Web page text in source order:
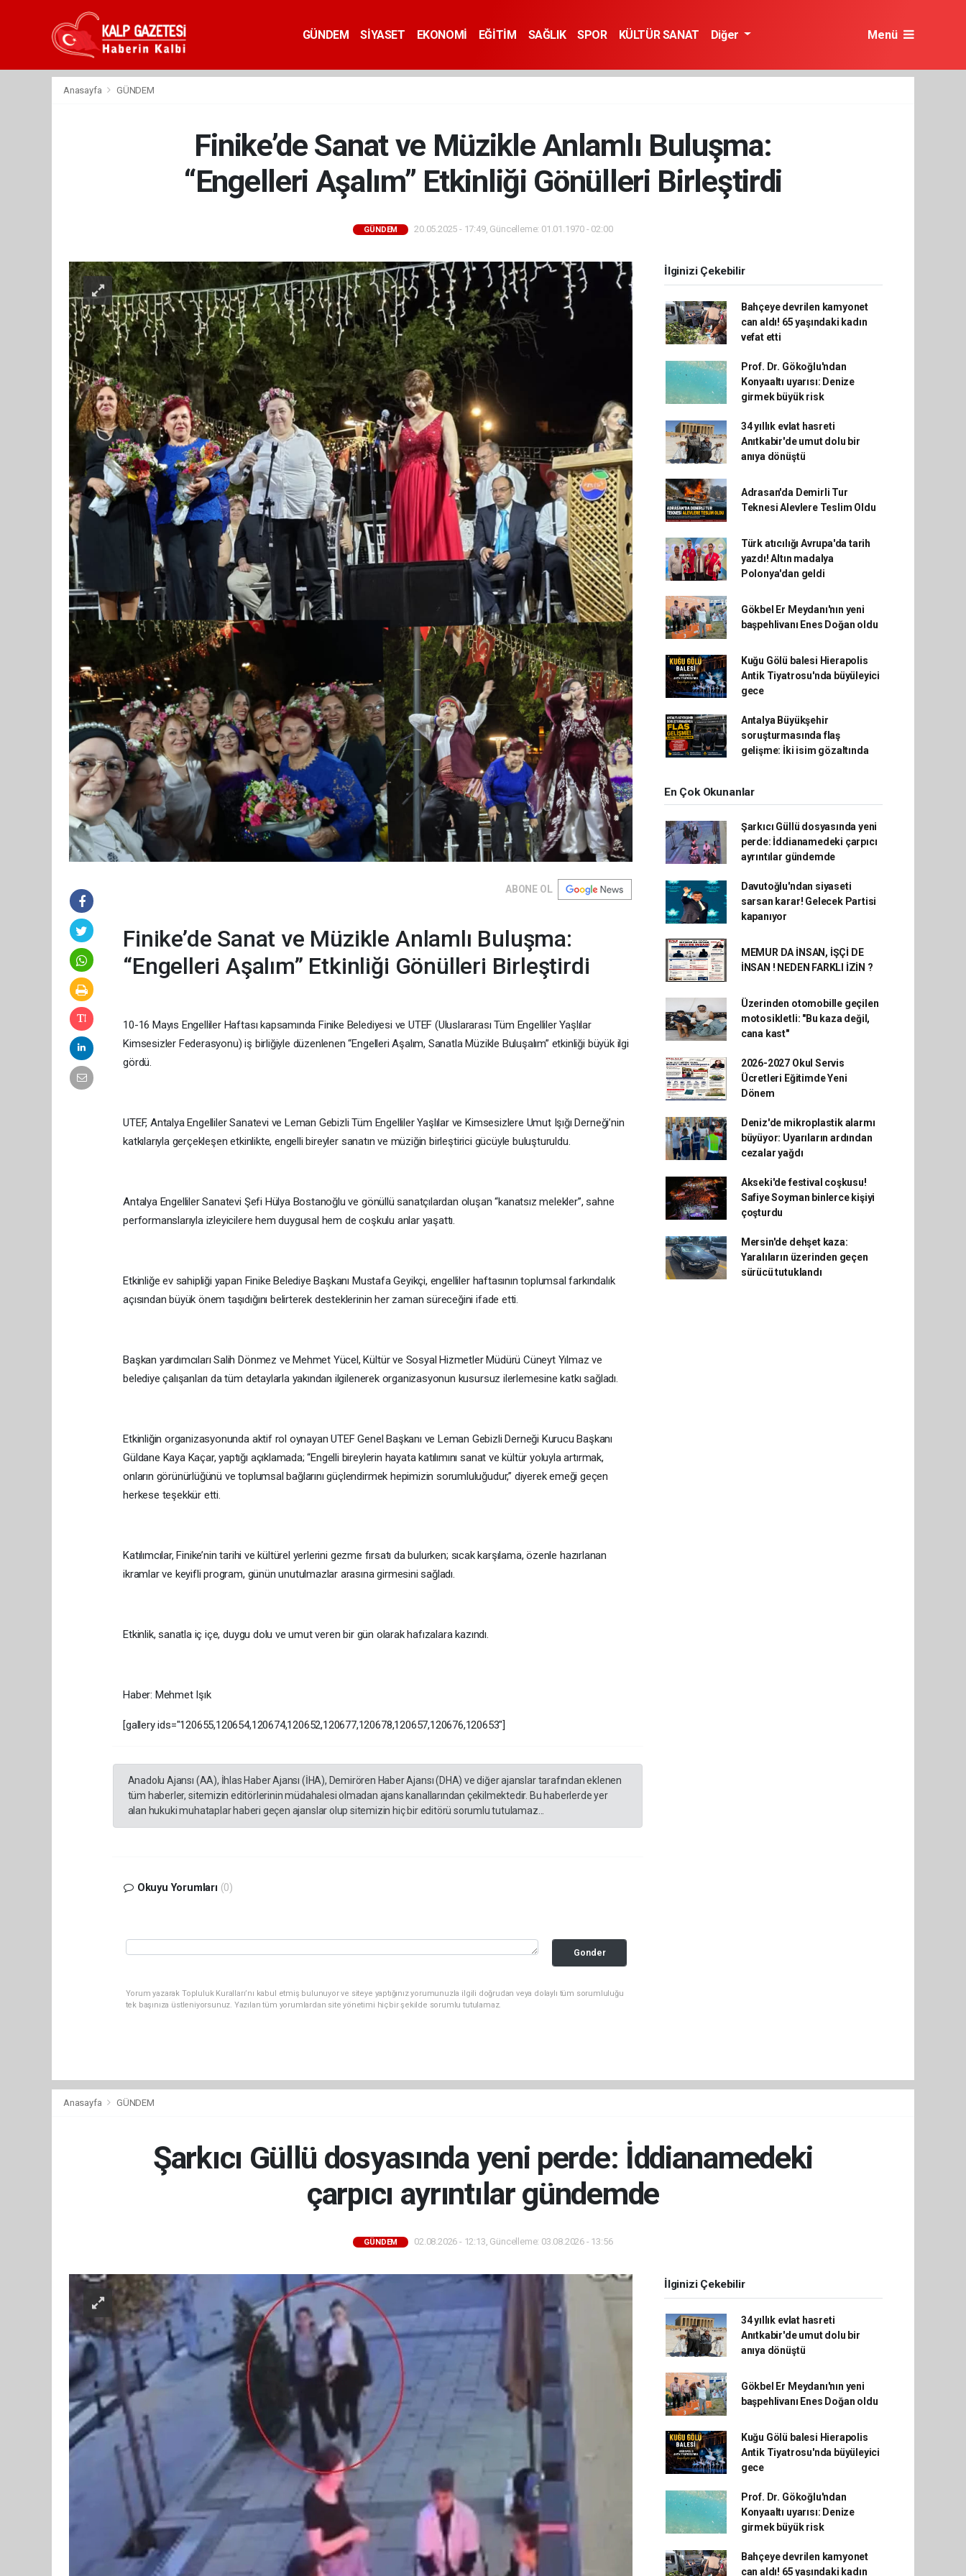
GÜNDEM SİYASET EKONOMİ EĞİTİM SAĞLIK SPOR KÜLTÜR SANAT Diğer Menü
Anasayfa GÜNDEM
Finike’de Sanat ve Müzikle Anlamlı Buluşma:
“Engelleri Aşalım” Etkinliği Gönülleri Birleştirdi
GÜNDEM 20.05.2025 - 17:49, Güncelleme: 01.01.1970 - 02:00
ABONE OL
Finike’de Sanat ve Müzikle Anlamlı Buluşma:
“Engelleri Aşalım” Etkinliği Gönülleri Birleştirdi
10-16 Mayıs Engelliler Haftası kapsamında Finike Belediyesi ve UTEF (Uluslararası Tüm Engelliler Yaşlılar
Kimsesizler Federasyonu) iş birliğiyle düzenlenen “Engelleri Aşalım, Sanatla Müzikle Buluşalım” etkinliği büyük ilgi
gördü.
UTEF, Antalya Engelliler Sanatevi ve Leman Gebizli Tüm Engelliler Yaşlılar ve Kimsesizlere Umut Işığı Derneği’nin
katkılarıyla gerçekleşen etkinlikte, engelli bireyler sanatın ve müziğin birleştirici gücüyle buluşturuldu.
Antalya Engelliler Sanatevi Şefi Hülya Bostanoğlu ve gönüllü sanatçılardan oluşan “kanatsız melekler”, sahne
performanslarıyla izleyicilere hem duygusal hem de coşkulu anlar yaşattı.
Etkinliğe ev sahipliği yapan Finike Belediye Başkanı Mustafa Geyikçi, engelliler haftasının toplumsal farkındalık
açısından büyük önem taşıdığını belirterek desteklerinin her zaman süreceğini ifade etti.
Başkan yardımcıları Salih Dönmez ve Mehmet Yücel, Kültür ve Sosyal Hizmetler Müdürü Cüneyt Yılmaz ve
belediye çalışanları da tüm detaylarla yakından ilgilenerek organizasyonun kusursuz ilerlemesine katkı sağladı.
Etkinliğin organizasyonunda aktif rol oynayan UTEF Genel Başkanı ve Leman Gebizli Derneği Kurucu Başkanı
Güldane Kaya Kaçar, yaptığı açıklamada; “Engelli bireylerin hayata katılımını sanat ve kültür yoluyla artırmak,
onların görünürlüğünü ve toplumsal bağlarını güçlendirmek hepimizin sorumluluğudur,” diyerek emeği geçen
herkese teşekkür etti.
Katılımcılar, Finike’nin tarihi ve kültürel yerlerini gezme fırsatı da bulurken; sıcak karşılama, özenle hazırlanan
ikramlar ve keyifli program, günün unutulmazlar arasına girmesini sağladı.
Etkinlik, sanatla iç içe, duygu dolu ve umut veren bir gün olarak hafızalara kazındı.
Haber: Mehmet Işık
[gallery ids="120655,120654,120674,120652,120677,120678,120657,120676,120653"]
Anadolu Ajansı (AA), İhlas Haber Ajansı (İHA), Demirören Haber Ajansı (DHA) ve diğer ajanslar tarafından eklenen
tüm haberler, sitemizin editörlerinin müdahalesi olmadan ajans kanallarından çekilmektedir. Bu haberlerde yer
alan hukuki muhataplar haberi geçen ajanslar olup sitemizin hiç bir editörü sorumlu tutulamaz...
Okuyu Yorumları (0)
Gonder
Yorum yazarak Topluluk Kuralları’nı kabul etmiş bulunuyor ve siteye yaptığınız yorumunuzla ilgili doğrudan veya dolaylı tüm sorumluluğu
tek başınıza üstleniyorsunuz. Yazılan tüm yorumlardan site yönetimi hiçbir şekilde sorumlu tutulamaz.
İlginizi Çekebilir
Bahçeye devrilen kamyonet
can aldı! 65 yaşındaki kadın
vefat etti
Prof. Dr. Gökoğlu'ndan
Konyaaltı uyarısı: Denize
girmek büyük risk
34 yıllık evlat hasreti
Anıtkabir'de umut dolu bir
anıya dönüştü
Adrasan'da Demirli Tur
Teknesi Alevlere Teslim Oldu
Türk atıcılığı Avrupa'da tarih
yazdı! Altın madalya
Polonya'dan geldi
Gökbel Er Meydanı'nın yeni
başpehlivanı Enes Doğan oldu
Kuğu Gölü balesi Hierapolis
Antik Tiyatrosu'nda büyüleyici
gece
Antalya Büyükşehir
soruşturmasında flaş
gelişme: İki isim gözaltında
En Çok Okunanlar
Şarkıcı Güllü dosyasında yeni
perde: İddianamedeki çarpıcı
ayrıntılar gündemde
Davutoğlu'ndan siyaseti
sarsan karar! Gelecek Partisi
kapanıyor
MEMUR DA İNSAN, İŞÇİ DE
İNSAN ! NEDEN FARKLI İZİN ?
Üzerinden otomobille geçilen
motosikletli: "Bu kaza değil,
cana kast"
2026-2027 Okul Servis
Ücretleri Eğitimde Yeni
Dönem
Deniz'de mikroplastik alarmı
büyüyor: Uyarıların ardından
cezalar yağdı
Akseki'de festival coşkusu!
Safiye Soyman binlerce kişiyi
çoşturdu
Mersin'de dehşet kaza:
Yaralıların üzerinden geçen
sürücü tutuklandı
Anasayfa GÜNDEM
Şarkıcı Güllü dosyasında yeni perde: İddianamedeki
çarpıcı ayrıntılar gündemde
GÜNDEM 02.08.2026 - 12:13, Güncelleme: 03.08.2026 - 13:56
İlginizi Çekebilir
34 yıllık evlat hasreti
Anıtkabir'de umut dolu bir
anıya dönüştü
Gökbel Er Meydanı'nın yeni
başpehlivanı Enes Doğan oldu
Kuğu Gölü balesi Hierapolis
Antik Tiyatrosu'nda büyüleyici
gece
Prof. Dr. Gökoğlu'ndan
Konyaaltı uyarısı: Denize
girmek büyük risk
Bahçeye devrilen kamyonet
can aldı! 65 yaşındaki kadın